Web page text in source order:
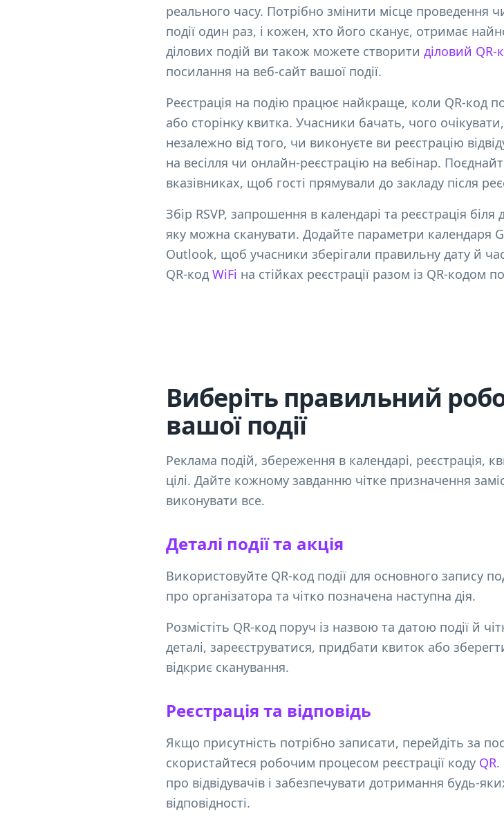
реального часу. Потрібно змінити місце проведення
події один раз, і кожен, хто його сканує, отримає
ділових подій ви також можете створити діловий QR-
посилання на веб-сайт вашої події.
Реєстрація на подію працює найкраще, коли QR-код
або сторінку квитка. Учасники бачать, чого
незалежно від того, чи виконуєте ви реєстрацію
на весілля чи онлайн-реєстрацію на вебінар.
вказівниках, щоб гості прямували до закладу після
Збір RSVP, запрошення в календарі та реєстрація
яку можна сканувати. Додайте параметри календаря
Outlook, щоб учасники зберігали правильну дату й
QR-код WiFi на стійках реєстрації разом із QR-кодом
Виберіть правильний
вашої події
Реклама подій, збереження в календарі, реєстрація,
цілі. Дайте кожному завданню чітке призначення
виконувати все.
Деталі події та акція
Використовуйте QR-код події для основного запису
про організатора та чітко позначена наступна дія.
Розмістіть QR-код поруч із назвою та датою події й
деталі, зареєструватися, придбати квиток або
відкриє сканування.
Реєстрація та відповідь
Якщо присутність потрібно записати, перейдіть за
скористайтеся робочим процесом реєстрації коду QR.
про відвідувачів і забезпечувати дотримання будь-
відповідності.